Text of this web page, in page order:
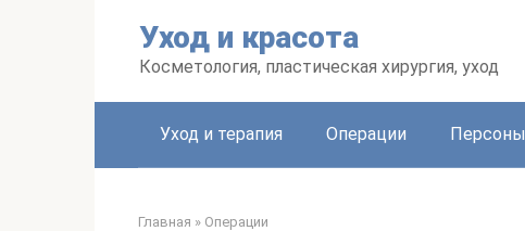
Уход и красота
Косметология, пластическая хирургия, уход
Уход и терапия Операции Персоны
Главная » Операции